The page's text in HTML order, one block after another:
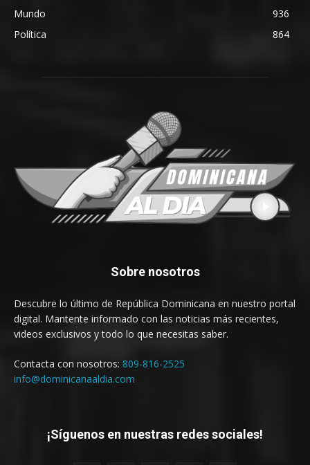
Mundo
936
Política
864
Sobre nosotros
Descubre lo último de República Dominicana en nuestro portal
digital. Mantente informado con las noticias más recientes,
videos exclusivos y todo lo que necesitas saber.
Contacta con nosotros: 809-816-2525
info@dominicanaaldia.com
¡Síguenos en nuestras redes sociales!